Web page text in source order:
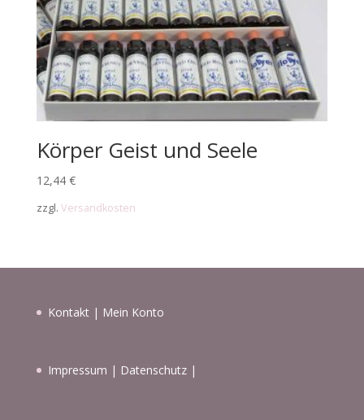
Körper Geist und Seele
12,44 €
zzgl. Versandkosten
Kontakt | Mein Konto
Impressum | Datenschutz|